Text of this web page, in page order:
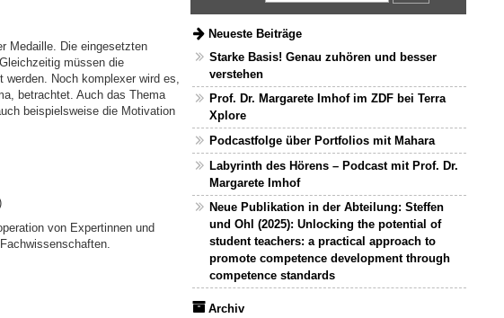
Medaille. Die eingesetzten
müssen die
Noch komplexer wird es,
betrachtet. Auch das Thema
beispielsweise die Motivation
von Expertinnen und
Neueste Beiträge
Starke Basis! Genau zuhören und besser
verstehen
Prof. Dr. Margarete Imhof im ZDF bei Terra
Xplore
Podcastfolge über Portfolios mit Mahara
Labyrinth des Hörens – Podcast mit Prof. Dr.
Margarete Imhof
Neue Publikation in der Abteilung: Steffen
und Ohl (2025): Unlocking the potential of
student teachers: a practical approach to
promote competence development through
competence standards
Archiv